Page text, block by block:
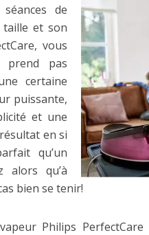
de
taille et son
vous
prend pas
certaine
puissante,
et une
en si
qu’un
alors qu’à
bien se tenir!
Philips